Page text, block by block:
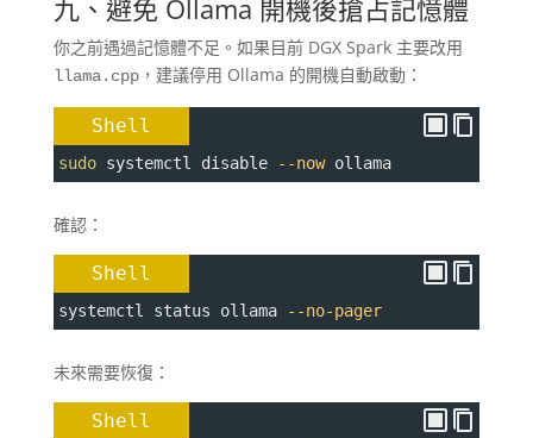
九、避免 Ollama 開機後搶占記憶體
你之前遇過記憶體不足。如果目前 DGX Spark 主要改用
llama.cpp，建議停用 Ollama 的開機自動啟動：
Shell
sudo systemctl disable --now ollama
確認：
Shell
systemctl status ollama --no-pager
未來需要恢復：
Shell